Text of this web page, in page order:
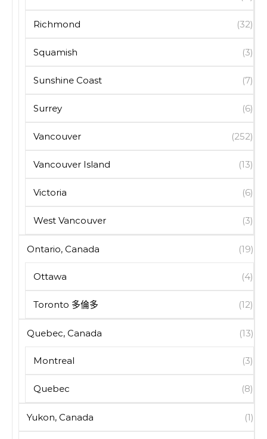
Richmond (32)
Squamish (3)
Sunshine Coast (7)
Surrey (6)
Vancouver (252)
Vancouver Island (13)
Victoria (6)
West Vancouver (3)
Ontario, Canada (19)
Ottawa (4)
Toronto 多倫多 (12)
Quebec, Canada (13)
Montreal (3)
Quebec (8)
Yukon, Canada (1)